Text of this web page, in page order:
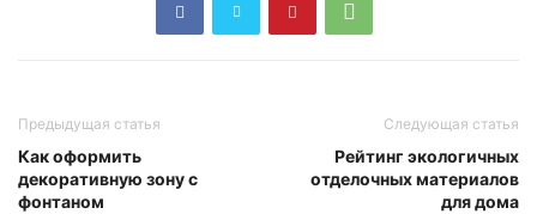
Предыдущая статья
Как оформить
декоративную зону с
фонтаном
Следующая статья
Рейтинг экологичных
отделочных материалов
для дома